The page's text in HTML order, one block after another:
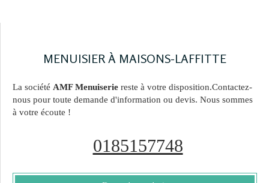
MENUISIER À MAISONS-LAFFITTE
La société AMF Menuiserie reste à votre disposition.Contactez-
nous pour toute demande d'information ou devis. Nous sommes
à votre écoute !
0185157748